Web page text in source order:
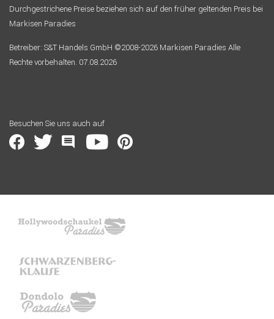
Durchgestrichene Preise beziehen sich auf den früher geltenden Preis bei
Markisen Paradies
Betreiber: S&T Handels GmbH ©2008-2026 Markisen Paradies Alle
Rechte vorbehalten. 07.08.2026
Besuchen Sie uns auch auf